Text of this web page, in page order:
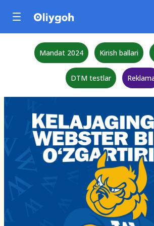
Mandat 2024 Kirish ballari
DTM testlar